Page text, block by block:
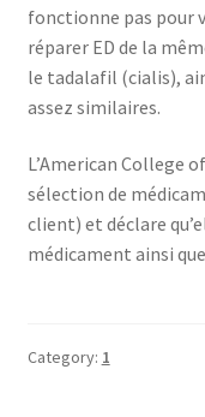
fonctionne pas pour
réparer ED de la
le tadalafil (cialis),
assez similaires.
L’American College
sélection de
client) et déclare
médicament ainsi
Category: 1